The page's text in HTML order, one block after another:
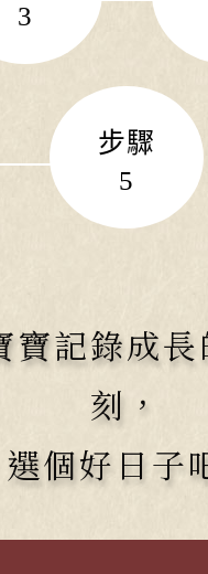
3
步驟
5
寶記錄成長
刻，
選個好日子